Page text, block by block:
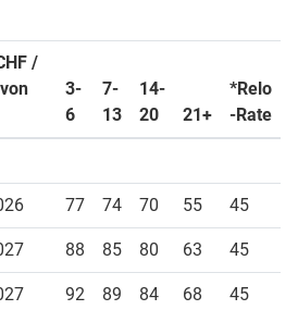
/
3-
6
7-
13
14-
20
21+
*Relo
-Rate
77 74 70 55 45
88 85 80 63 45
92 89 84 68 45